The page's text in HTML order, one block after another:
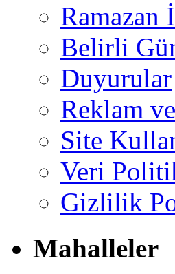
Ramazan
Belirli
Duyurular
Reklam
Site
Veri
Gizlilik
Mahalleler